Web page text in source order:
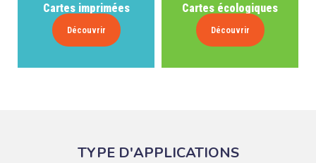
Cartes imprimées
Découvrir
Cartes écologiques
Découvrir
TYPE D'APPLICATIONS